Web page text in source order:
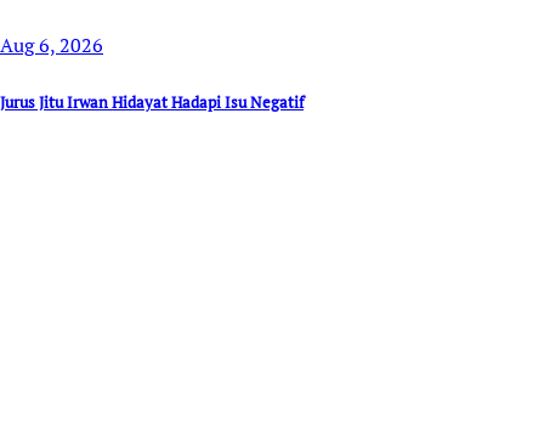
Aug 6, 2026
Jurus Jitu Irwan Hidayat Hadapi Isu Negatif